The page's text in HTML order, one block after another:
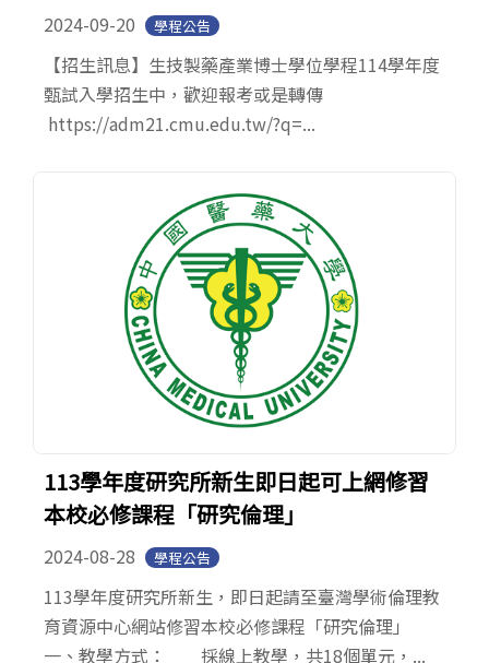
2024-09-20 學程公告
【招生訊息】生技製藥產業博士學位學程114學年度
甄試入學招生中，歡迎報考或是轉傳
https://adm21.cmu.edu.tw/?q=...
113學年度研究所新生即日起可上網修習
本校必修課程「研究倫理」
2024-08-28 學程公告
113學年度研究所新生，即日起請至臺灣學術倫理教
育資源中心網站修習本校必修課程「研究倫理」
一、教學方式： 採線上教學，共18個單元，...